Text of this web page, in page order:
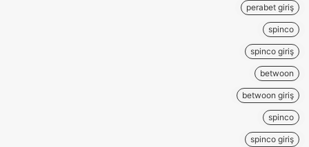
perabet giriş
spinco
spinco giriş
betwoon
betwoon giriş
spinco
spinco giriş